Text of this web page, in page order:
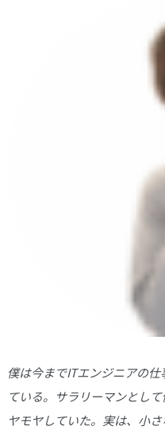
僕は今までITエンジニアの
ている。サラリーマンとし
ヤモヤしていた。実は、小